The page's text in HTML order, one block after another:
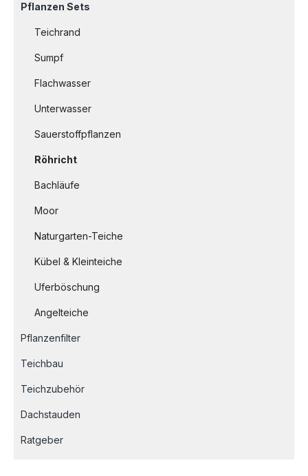
Pflanzen Sets
Teichrand
Sumpf
Flachwasser
Unterwasser
Sauerstoffpflanzen
Röhricht
Bachläufe
Moor
Naturgarten-Teiche
Kübel & Kleinteiche
Uferböschung
Angelteiche
Pflanzenfilter
Teichbau
Teichzubehör
Dachstauden
Ratgeber